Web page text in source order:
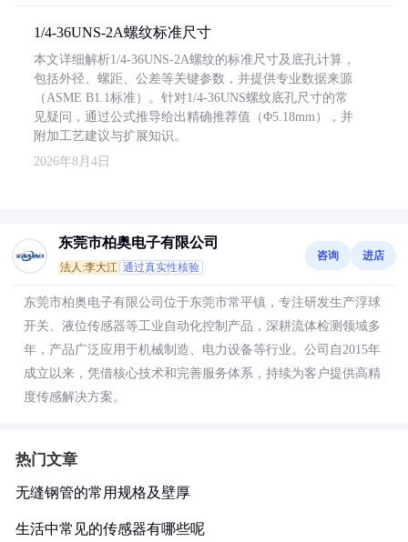
1/4-36UNS-2A螺纹标准尺寸
本文详细解析1/4-36UNS-2A螺纹的标准尺寸及底孔计算，
包括外径、螺距、公差等关键参数，并提供专业数据来源
（ASME B1.1标准）。针对1/4-36UNS螺纹底孔尺寸的常
见疑问，通过公式推导给出精确推荐值（Φ5.18mm），并
附加工艺建议与扩展知识。
2026年8月4日
东莞市柏奥电子有限公司
法人:李大江 通过真实性核验
咨询 进店
东莞市柏奥电子有限公司位于东莞市常平镇，专注研发生产浮球
开关、液位传感器等工业自动化控制产品，深耕流体检测领域多
年，产品广泛应用于机械制造、电力设备等行业。公司自2015年
成立以来，凭借核心技术和完善服务体系，持续为客户提供高精
度传感解决方案。
热门文章
无缝钢管的常用规格及壁厚
生活中常见的传感器有哪些呢